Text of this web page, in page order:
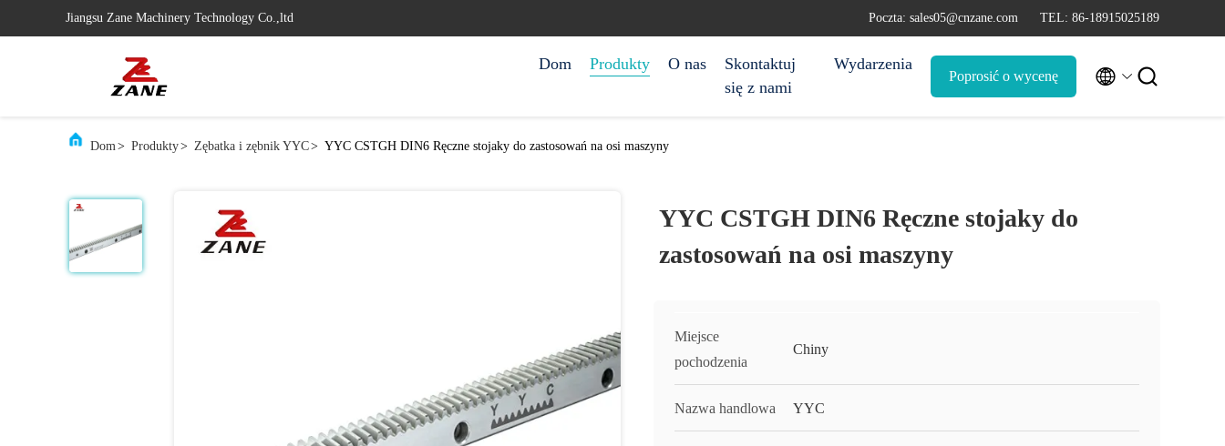
Jiangsu Zane Machinery Technology Co.,ltd Poczta: sales05@cnzane.com TEL: 86-18915025189
Dom Produkty O nas
Skontaktuj
się z nami
Wydarzenia
Poprosić o wycenę  
Dom> Produkty> Zębatka i zębnik YYC> YYC CSTGH DIN6 Ręczne stojaky do zastosowań na osi maszyny
YYC CSTGH DIN6 Ręczne stojaky do
zastosowań na osi maszyny
Miejsce
pochodzenia
Chiny
Nazwa handlowa YYC